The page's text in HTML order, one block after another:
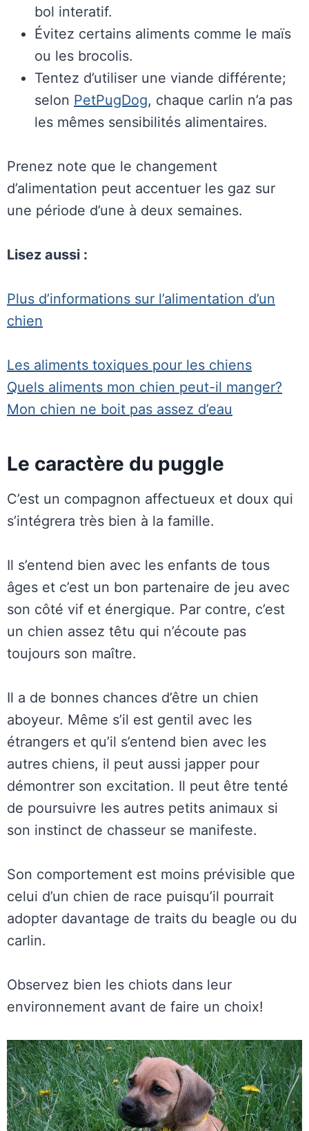
bol interatif.
Évitez certains aliments comme le maïs
ou les brocolis.
Tentez d’utiliser une viande différente;
selon PetPugDog, chaque carlin n’a pas
les mêmes sensibilités alimentaires.
Prenez note que le changement
d’alimentation peut accentuer les gaz sur
une période d’une à deux semaines.
Lisez aussi :
Plus d’informations sur l’alimentation d’un
chien
Les aliments toxiques pour les chiens
Quels aliments mon chien peut-il manger?
Mon chien ne boit pas assez d’eau
Le caractère du puggle
C’est un compagnon affectueux et doux qui
s’intégrera très bien à la famille.
Il s’entend bien avec les enfants de tous
âges et c’est un bon partenaire de jeu avec
son côté vif et énergique. Par contre, c’est
un chien assez têtu qui n’écoute pas
toujours son maître.
Il a de bonnes chances d’être un chien
aboyeur. Même s’il est gentil avec les
étrangers et qu’il s’entend bien avec les
autres chiens, il peut aussi japper pour
démontrer son excitation. Il peut être tenté
de poursuivre les autres petits animaux si
son instinct de chasseur se manifeste.
Son comportement est moins prévisible que
celui d’un chien de race puisqu’il pourrait
adopter davantage de traits du beagle ou du
carlin.
Observez bien les chiots dans leur
environnement avant de faire un choix!